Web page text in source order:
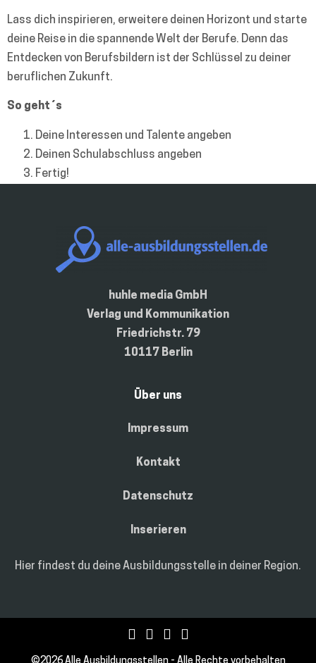
Lass dich inspirieren, erweitere deinen Horizont und starte
deine Reise in die spannende Welt der Berufe. Denn das
Entdecken von Berufsbildern ist der Schlüssel zu deiner
beruflichen Zukunft.
So geht´s
Deine Interessen und Talente angeben
Deinen Schulabschluss angeben
Fertig!
huhle media GmbH
Verlag und Kommunikation
Friedrichstr. 79
10117 Berlin
Über uns
Impressum
Kontakt
Datenschutz
Inserieren
Hier findest du deine Ausbildungsstelle in deiner Region.